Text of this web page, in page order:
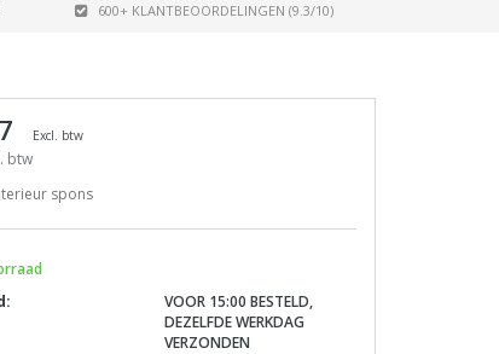
600+ KLANTBEOORDELINGEN (9.3/10)
Excl. btw
btw
spons
VOOR 15:00 BESTELD,
DEZELFDE WERKDAG
VERZONDEN